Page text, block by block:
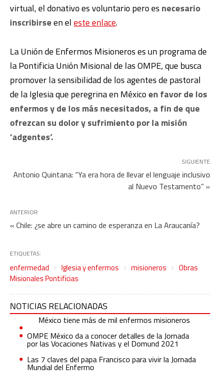
virtual, el donativo es voluntario pero es necesario
inscribirseen eleste enlace.
La Unión de Enfermos Misioneros es un programa de
la Pontificia Unión Misional de las OMPE, que busca
promover la sensibilidad de los agentes de pastoral
de la Iglesia que peregrina en México en favor de los
enfermos y de los más necesitados, a fin de que
ofrezcan su dolor y sufrimiento por la misión
‘adgentes’.
SIGUIENTE
Antonio Quintana: “Ya era hora de llevar el lenguaje inclusivo
al Nuevo Testamento” »
ANTERIOR
« Chile: ¿se abre un camino de esperanza en La Araucanía?
ETIQUETAS:
enfermedad Iglesia y enfermos misioneros
Obras
Misionales Pontificias
NOTICIAS RELACIONADAS
México tiene más de mil enfermos misioneros
OMPE México da a conocer detalles de la Jornada
por las Vocaciones Nativas y el Domund 2021
Las 7 claves del papa Francisco para vivir la Jornada
Mundial del Enfermo